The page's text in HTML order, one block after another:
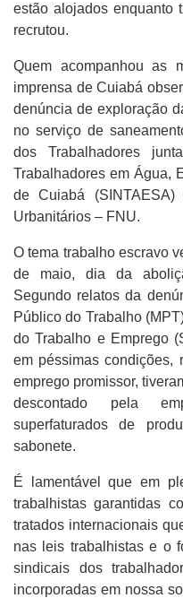
estão alojados enquanto
recrutou.
Quem acompanhou as
imprensa de Cuiabá
denúncia de exploração
no serviço de
dos Trabalhadores
Trabalhadores em Água,
de Cuiabá
Urbanitários – FNU.
O tema trabalho escravo
de maio, dia da
Segundo relatos da
Público do Trabalho
do Trabalho e Emprego
em péssimas condições,
emprego promissor,
descontado pela
superfaturados de
sabonete.
É lamentável que em
trabalhistas garantidas
tratados internacionais
nas leis trabalhistas e o
sindicais dos
incorporadas em nossa